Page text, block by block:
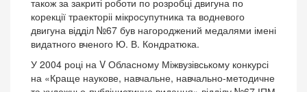
корекції траекторіі мікросупутника та водневого
двигуна відділ №67 був нагороджений медалями імені
видатного вченого Ю. В. Кондратюка.
У 2004 році на V Обласному Міжвузівському конкурсі
на «Краще наукове, навчальне, навчально-методичне